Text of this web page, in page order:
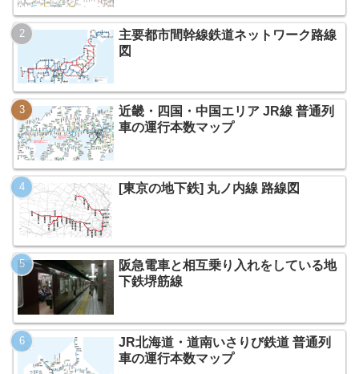
主要都市間幹線鉄道ネットワーク路線
図
近畿・四国・中国エリア JR線 普通列
車の運行本数マップ
[東京の地下鉄] 丸ノ内線 路線図
阪急電車と相互乗り入れをしている地
下鉄堺筋線
JR北海道・道南いさりび鉄道 普通列
車の運行本数マップ